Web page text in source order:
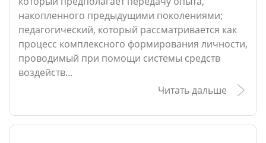
накопленного предыдущими поколениями;
педагогический, который рассматривается как
процесс комплексного формирования личности,
проводимый при помощи системы средств
воздейств...
Читать дальше